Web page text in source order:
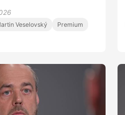
mluvu. To DNA tam prostě
Staněk ve speciální retro
o vtip byl moc i na Putin
Veselovský Premium